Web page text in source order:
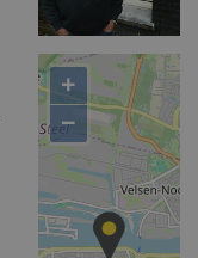
+
−